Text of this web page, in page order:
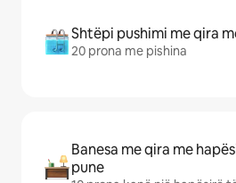
Shtëpi pushimi me qira
20 prona me pishina
Banesa me qira me
pune